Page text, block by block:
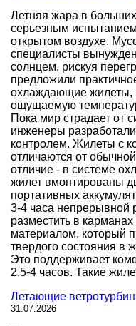
Летняя жара в
серьезным
открытом воздухе.
специалисты
солнцем, рискуя
предложили
охлаждающие жилеты,
ощущаемую
Пока мир страдает от
инженеры
контролем. Жилеты с
отличаются от
отличие - в системе
жилет вмонтированы
портативных
3-4 часа
разместить в
материалом, который
твердого состояния в
Это поддерживает
2,5-4 часов. Такие
Летающие
31.07.2026